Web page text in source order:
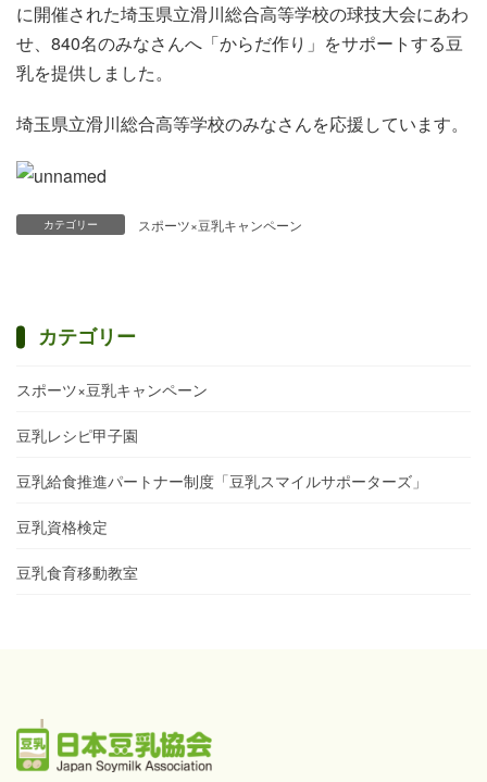
に開催された埼玉県立滑川総合高等学校の球技大会にあわ
せ、840名のみなさんへ「からだ作り」をサポートする豆
乳を提供しました。
埼玉県立滑川総合高等学校のみなさんを応援しています。
カテゴリー スポーツ×豆乳キャンペーン
カテゴリー
スポーツ×豆乳キャンペーン
豆乳レシピ甲子園
豆乳給食推進パートナー制度「豆乳スマイルサポーターズ」
豆乳資格検定
豆乳食育移動教室